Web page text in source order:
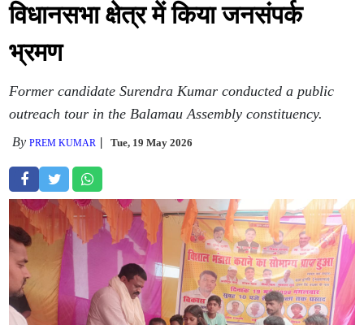
विधानसभा क्षेत्र में किया जनसंपर्क
भ्रमण
Former candidate Surendra Kumar conducted a public
outreach tour in the Balamau Assembly constituency.
ByPREM KUMAR Tue, 19 May 2026